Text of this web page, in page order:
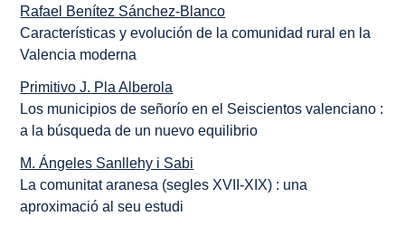
Rafael Benítez Sánchez-Blanco
Características y evolución de la comunidad rural en la
Valencia moderna
Primitivo J. Pla Alberola
Los municipios de señorío en el Seiscientos valenciano :
a la búsqueda de un nuevo equilibrio
M. Ángeles Sanllehy i Sabi
La comunitat aranesa (segles XVII-XIX) : una
aproximació al seu estudi